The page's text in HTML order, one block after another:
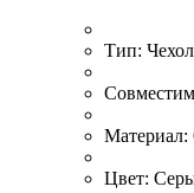
Тип: Чехол
Материал:
Цвет: